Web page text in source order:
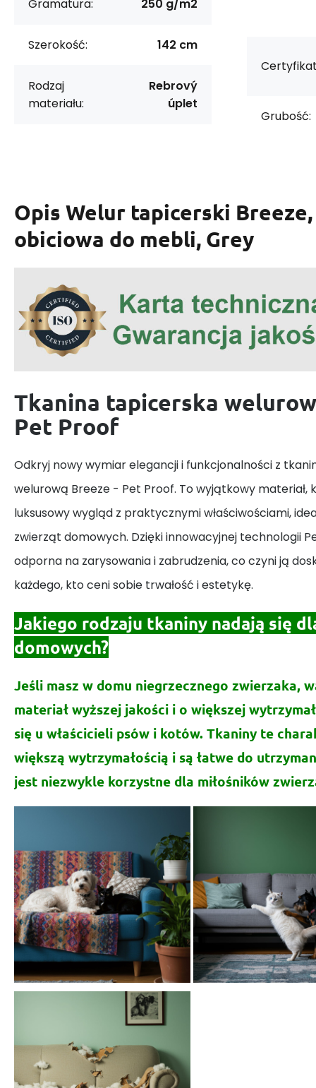
Gramatura: 250 g/m2
Szerokość: 142 cm
Rodzaj
materiału:
Rebrový
úplet
Grubość:
Opis Welur tapicerski
obiciowa do mebli, Grey
Tkanina tapicerska
Pet Proof
Odkryj nowy wymiar elegancji i funkcjonalności z
welurową Breeze - Pet Proof. To wyjątkowy materiał,
luksusowy wygląd z praktycznymi właściwościami,
zwierząt domowych. Dzięki innowacyjnej technologii
odporna na zarysowania i zabrudzenia, co czyni ją
każdego, kto ceni sobie trwałość i estetykę.
Jakiego rodzaju tkaniny nadają się
domowych?
Jeśli masz w domu niegrzecznego zwierzaka,
materiał wyższej jakości i o większej
się u właścicieli psów i kotów. Tkaniny te
większą wytrzymałością i są łatwe do
jest niezwykle korzystne dla miłośników